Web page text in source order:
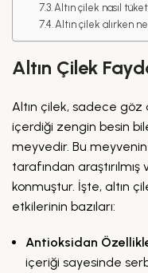
Altın çilek nasıl
Altın çilek alırken
Altın Çilek
Altın çilek, sadece göz
içerdiği zengin besin
meyvedir. Bu meyvenin
tarafından
konmuştur. İşte, altın
etkilerinin bazıları:
Antioksidan
içeriği sayesinde